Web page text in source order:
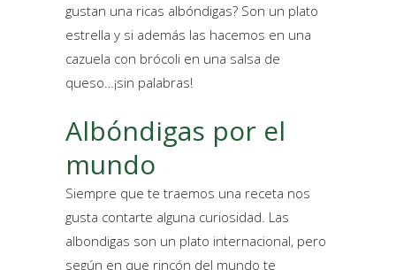
gustan una ricas albóndigas? Son un plato
estrella y si además las hacemos en una
cazuela con brócoli en una salsa de
queso…¡sin palabras!
Albóndigas por el
mundo
Siempre que te traemos una receta nos
gusta contarte alguna curiosidad. Las
albondigas son un plato internacional, pero
según en que rincón del mundo te